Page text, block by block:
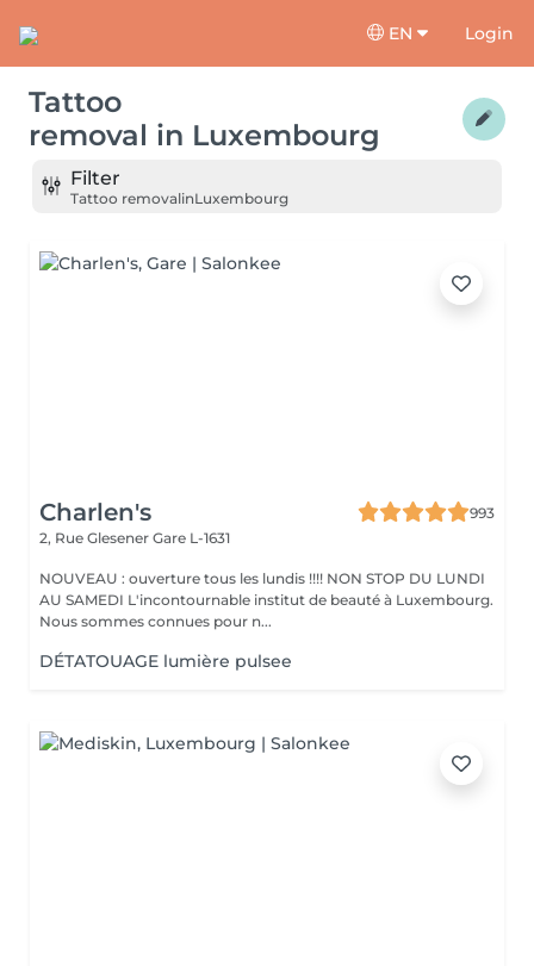
EN Login
Tattoo
removal in Luxembourg
Filter
Tattoo removalinLuxembourg
Charlen's
993
2, Rue Glesener Gare L-1631
NOUVEAU : ouverture tous les lundis !!!! NON STOP DU LUNDI
AU SAMEDI L'incontournable institut de beauté à Luxembourg.
Nous sommes connues pour n...
DÉTATOUAGE lumière pulsee